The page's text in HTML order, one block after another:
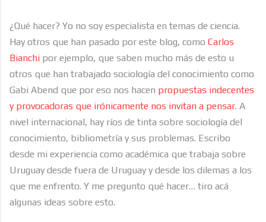
¿Qué hacer? Yo no soy especialista en temas de ciencia.
Hay otros que han pasado por este blog, como Carlos
Bianchi por ejemplo, que saben mucho más de esto u
otros que han trabajado sociología del conocimiento como
Gabi Abend que por eso nos hacen propuestas indecentes
y provocadoras que irónicamente nos invitan a pensar. A
nivel internacional, hay ríos de tinta sobre sociología del
conocimiento, bibliometría y sus problemas. Escribo
desde mi experiencia como académica que trabaja sobre
Uruguay desde fuera de Uruguay y desde los dilemas a los
que me enfrento. Y me pregunto qué hacer… tiro acá
algunas ideas sobre esto.